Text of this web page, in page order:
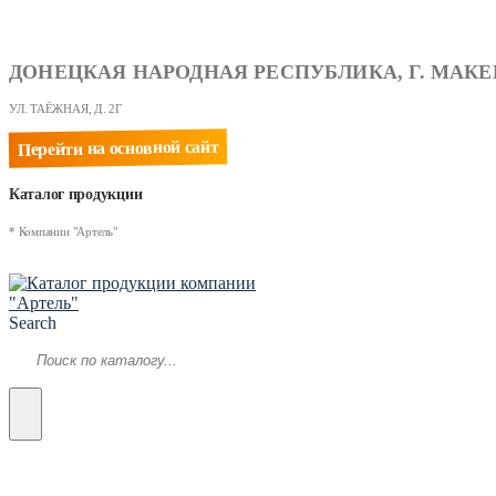
ДОНЕЦКАЯ НАРОДНАЯ РЕСПУБЛИКА, Г.
УЛ. ТАЁЖНАЯ, Д. 2Г
Перейти на основной сайт
Каталог продукции
* Компании "Артель"
Search